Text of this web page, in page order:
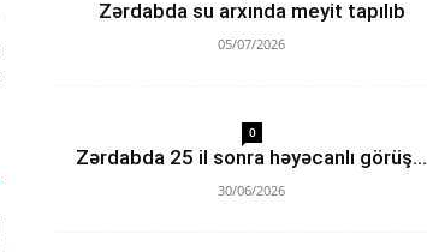
Zərdabda su arxında meyit tapılıb
05/07/2026
0
Zərdabda 25 il sonra həyəcanlı görüş…
30/06/2026